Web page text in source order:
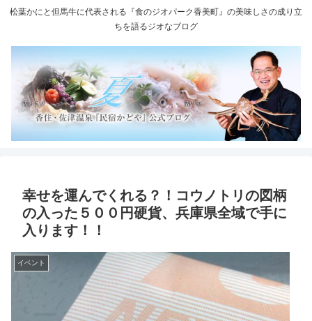
松葉かにと但馬牛に代表される『食のジオパーク香美町』の美味しさの成り立
ちを語るジオなブログ
幸せを運んでくれる？！コウノトリの図柄
の入った５００円硬貨、兵庫県全域で手に
入ります！！
イベント